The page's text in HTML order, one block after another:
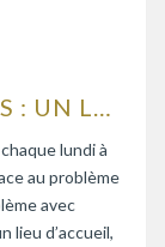
ALCOOLIQUES ANONYMES : UN LIEU D’ÉCOUTE ET D’ENTRAIDE
lundi à
au problème
avec
lieu d’accueil,